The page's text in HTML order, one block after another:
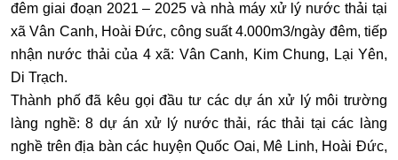
đêm giai đoạn 2021 – 2025 và nhà máy xử lý nước thải tại
xã Vân Canh, Hoài Đức, công suất 4.000m3/ngày đêm, tiếp
nhận nước thải của 4 xã: Vân Canh, Kim Chung, Lại Yên,
Di Trạch.
Thành phố đã kêu gọi đầu tư các dự án xử lý môi trường
làng nghề: 8 dự án xử lý nước thải, rác thải tại các làng
nghề trên địa bàn các huyện Quốc Oai, Mê Linh, Hoài Đức,